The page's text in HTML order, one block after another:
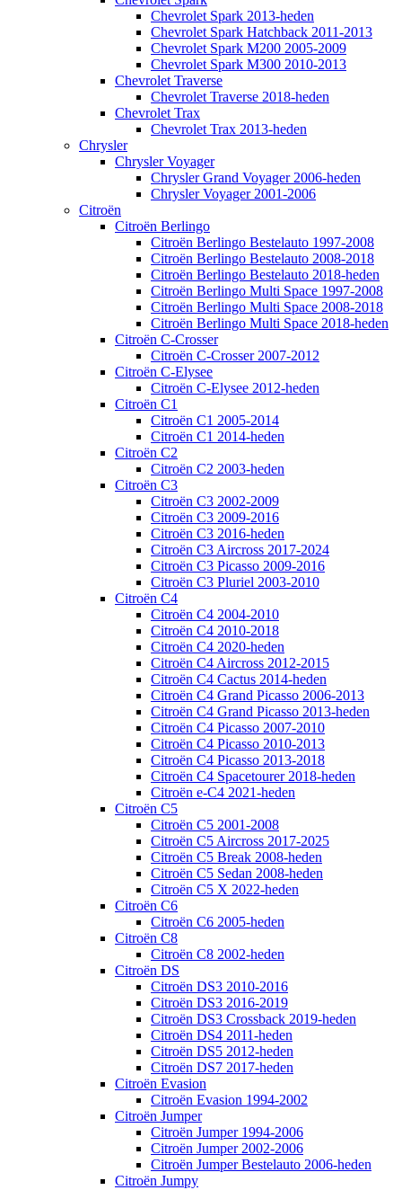
Chevrolet Spark 2013-heden
Chevrolet Spark Hatchback 2011-2013
Chevrolet Spark M200 2005-2009
Chevrolet Spark M300 2010-2013
Chevrolet Traverse
Chevrolet Traverse 2018-heden
Chevrolet Trax
Chevrolet Trax 2013-heden
Chrysler
Chrysler Voyager
Chrysler Grand Voyager 2006-heden
Chrysler Voyager 2001-2006
Citroën
Citroën Berlingo
Citroën Berlingo Bestelauto 1997-2008
Citroën Berlingo Bestelauto 2008-2018
Citroën Berlingo Bestelauto 2018-heden
Citroën Berlingo Multi Space 1997-2008
Citroën Berlingo Multi Space 2008-2018
Citroën Berlingo Multi Space 2018-heden
Citroën C-Crosser
Citroën C-Crosser 2007-2012
Citroën C-Elysee
Citroën C-Elysee 2012-heden
Citroën C1
Citroën C1 2005-2014
Citroën C1 2014-heden
Citroën C2
Citroën C2 2003-heden
Citroën C3
Citroën C3 2002-2009
Citroën C3 2009-2016
Citroën C3 2016-heden
Citroën C3 Aircross 2017-2024
Citroën C3 Picasso 2009-2016
Citroën C3 Pluriel 2003-2010
Citroën C4
Citroën C4 2004-2010
Citroën C4 2010-2018
Citroën C4 2020-heden
Citroën C4 Aircross 2012-2015
Citroën C4 Cactus 2014-heden
Citroën C4 Grand Picasso 2006-2013
Citroën C4 Grand Picasso 2013-heden
Citroën C4 Picasso 2007-2010
Citroën C4 Picasso 2010-2013
Citroën C4 Picasso 2013-2018
Citroën C4 Spacetourer 2018-heden
Citroën e-C4 2021-heden
Citroën C5
Citroën C5 2001-2008
Citroën C5 Aircross 2017-2025
Citroën C5 Break 2008-heden
Citroën C5 Sedan 2008-heden
Citroën C5 X 2022-heden
Citroën C6
Citroën C6 2005-heden
Citroën C8
Citroën C8 2002-heden
Citroën DS
Citroën DS3 2010-2016
Citroën DS3 2016-2019
Citroën DS3 Crossback 2019-heden
Citroën DS4 2011-heden
Citroën DS5 2012-heden
Citroën DS7 2017-heden
Citroën Evasion
Citroën Evasion 1994-2002
Citroën Jumper
Citroën Jumper 1994-2006
Citroën Jumper 2002-2006
Citroën Jumper Bestelauto 2006-heden
Citroën Jumpy